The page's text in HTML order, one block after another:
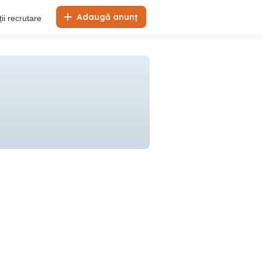
Adaugă anunț
recrutare